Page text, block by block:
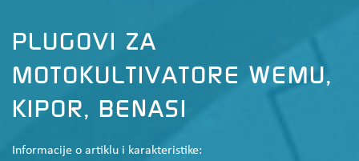
PLUGOVI ZA
MOTOKULTIVATORE WEMU,
KIPOR, BENASI
Informacije o artiklu i karakteristike: